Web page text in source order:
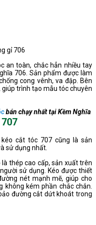
gỉ 706
an toàn, chắc hẳn nhiều tay
706. Sản phẩm được làm
cong vênh, va đập. Bên
trình tạo mẫu tóc chuyên
bán chạy nhất tại Kềm Nghĩa
cắt tóc 707 cũng là sản
sử dụng nhất.
là thép cao cấp, sản xuất trên
sử dụng. Kéo được thiết
nét mạnh mẽ, giúp cho
không kém phần chắc chắn.
đường cắt dứt khoát trong